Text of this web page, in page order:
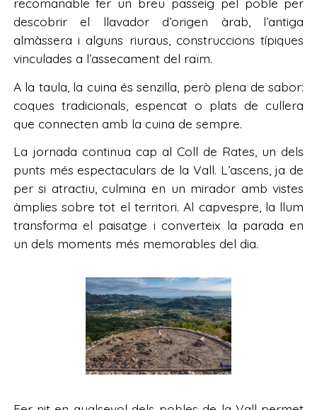
descobrir el llavador d’origen àrab, l’antiga
almàssera i alguns riuraus, construccions típiques
vinculades a l’assecament del raïm.
A la taula, la cuina és senzilla, però plena de sabor:
coques tradicionals, espencat o plats de cullera
que connecten amb la cuina de sempre.
La jornada continua cap al Coll de Rates, un dels
punts més espectaculars de la Vall. L’ascens, ja de
per si atractiu, culmina en un mirador amb vistes
àmplies sobre tot el territori. Al capvespre, la llum
transforma el paisatge i converteix la parada en
un dels moments més memorables del dia.